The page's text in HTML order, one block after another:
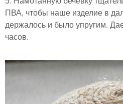
ПВА, чтобы наше изделие в
держалось и было упругим.
часов.